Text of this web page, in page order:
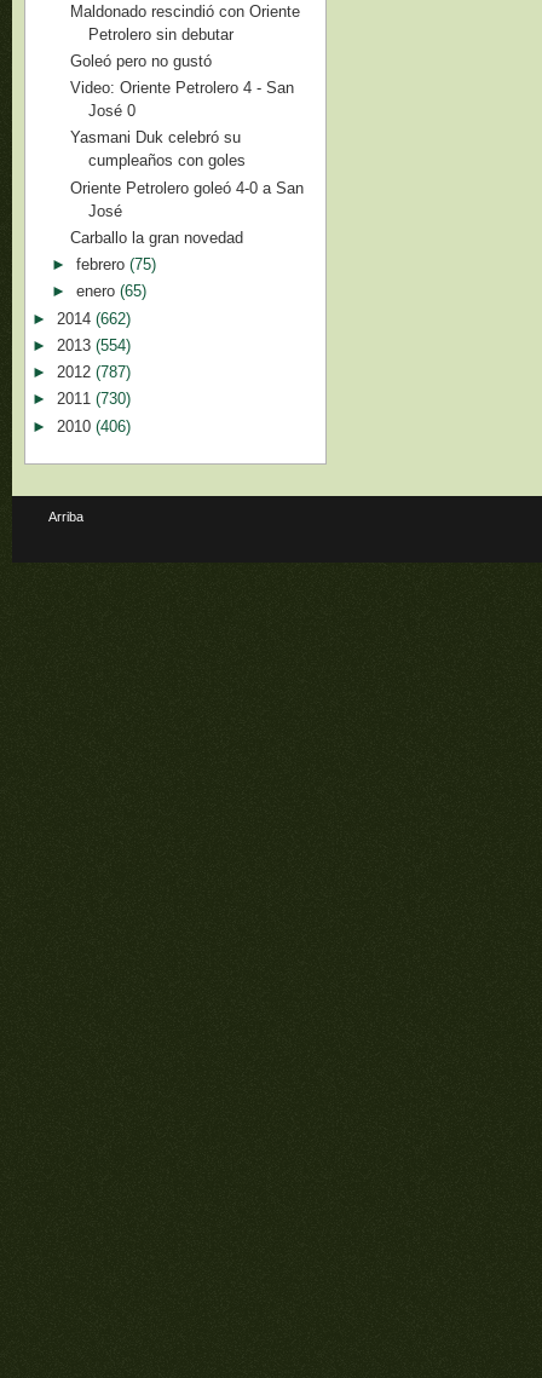
Maldonado rescindió con Oriente
Petrolero sin debutar
Goleó pero no gustó
Video: Oriente Petrolero 4 - San
José 0
Yasmani Duk celebró su
cumpleaños con goles
Oriente Petrolero goleó 4-0 a San
José
Carballo la gran novedad
► febrero (75)
► enero (65)
► 2014 (662)
► 2013 (554)
► 2012 (787)
► 2011 (730)
► 2010 (406)
Arriba